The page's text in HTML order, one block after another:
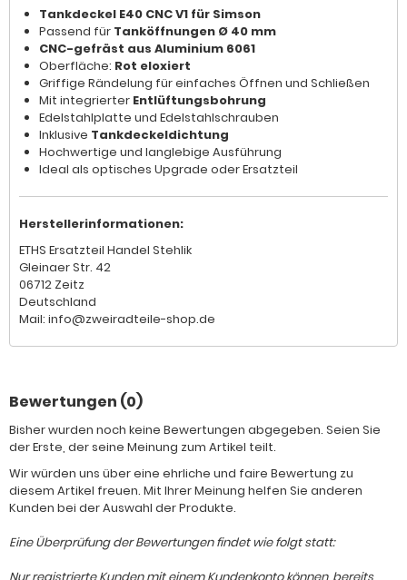
Tankdeckel E40 CNC V1 für Simson
Passend für Tanköffnungen Ø 40 mm
CNC-gefräst aus Aluminium 6061
Oberfläche: Rot eloxiert
Griffige Rändelung für einfaches Öffnen und Schließen
Mit integrierter Entlüftungsbohrung
Edelstahlplatte und Edelstahlschrauben
Inklusive Tankdeckeldichtung
Hochwertige und langlebige Ausführung
Ideal als optisches Upgrade oder Ersatzteil
Herstellerinformationen:
ETHS Ersatzteil Handel Stehlik
Gleinaer Str. 42
06712 Zeitz
Deutschland
Mail: info@zweiradteile-shop.de
Bewertungen (0)
Bisher wurden noch keine Bewertungen abgegeben. Seien Sie
der Erste, der seine Meinung zum Artikel teilt.
Wir würden uns über eine ehrliche und faire Bewertung zu
diesem Artikel freuen. Mit Ihrer Meinung helfen Sie anderen
Kunden bei der Auswahl der Produkte.
Eine Überprüfung der Bewertungen findet wie folgt statt: